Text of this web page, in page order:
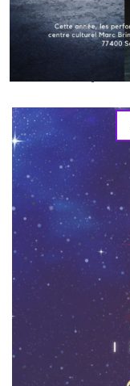
Article précédent
Les Kids Elite
de la Musique »